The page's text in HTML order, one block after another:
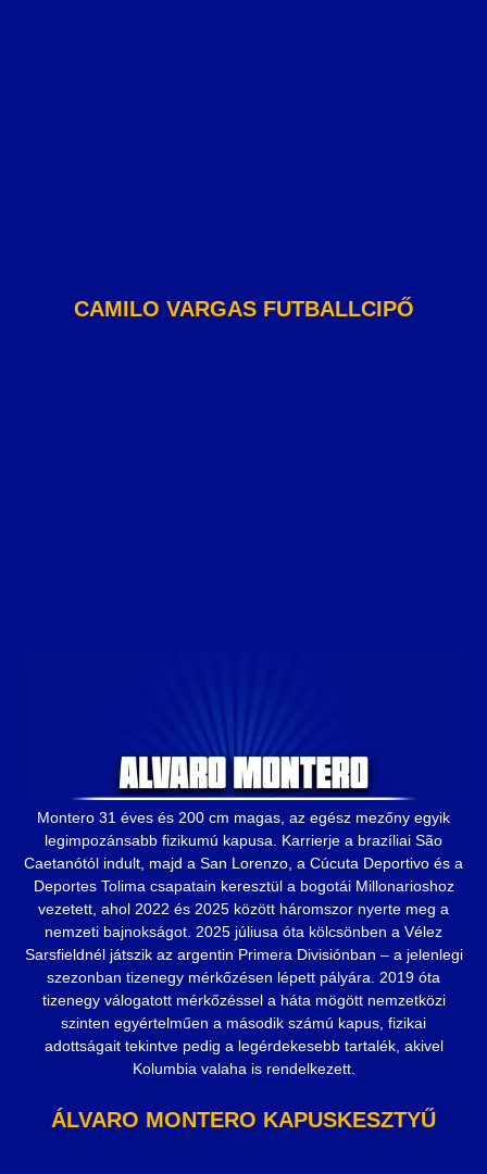
CAMILO VARGAS FUTBALLCIPŐ
Montero 31 éves és 200 cm magas, az egész mezőny egyik
legimpozánsabb fizikumú kapusa. Karrierje a brazíliai São
Caetanótól indult, majd a San Lorenzo, a Cúcuta Deportivo és a
Deportes Tolima csapatain keresztül a bogotái Millonarioshoz
vezetett, ahol 2022 és 2025 között háromszor nyerte meg a
nemzeti bajnokságot. 2025 júliusa óta kölcsönben a Vélez
Sarsfieldnél játszik az argentin Primera Divisiónban – a jelenlegi
szezonban tizenegy mérkőzésen lépett pályára. 2019 óta
tizenegy válogatott mérkőzéssel a háta mögött nemzetközi
szinten egyértelműen a második számú kapus, fizikai
adottságait tekintve pedig a legérdekesebb tartalék, akivel
Kolumbia valaha is rendelkezett.
ÁLVARO MONTERO KAPUSKESZTYŰ